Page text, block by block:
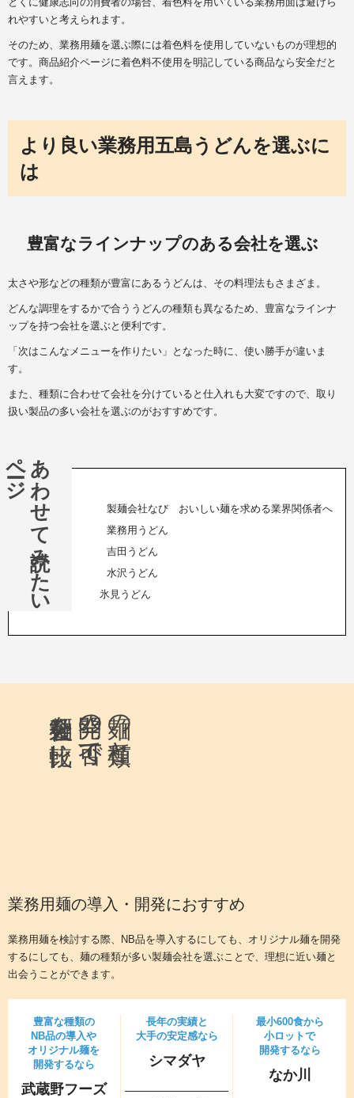
れやすいと考えられます。
そのため、業務用麺を選ぶ際には着色料を使用していないものが理想的
です。商品紹介ページに着色料不使用を明記している商品なら安全だと
言えます。
より良い業務用五島うどんを選ぶに
は
豊富なラインナップのある会社を選ぶ
太さや形などの種類が豊富にあるうどんは、その料理法もさまざま。
どんな調理をするかで合ううどんの種類も異なるため、豊富なラインナ
ップを持つ会社を選ぶと便利です。
「次はこんなメニューを作りたい」となった時に、使い勝手が違いま
す。
また、種類に合わせて会社を分けていると仕入れも大変ですので、取り
扱い製品の多い会社を選ぶのがおすすめです。
あ
わ
せ
て
読み
た
い
ペ
ージ
製麺会社なび おいしい麺を求める業界関係者へ
業務用うどん
吉田うどん
水沢うどん
氷見うどん
麺の種類と
開発の可否で
製麺会社を比較
業務用麺の導入・開発におすすめ
業務用麺を検討する際、NB品を導入するにしても、オリジナル麺を開発
するにしても、 麺の種類が多い製麺会社を選ぶことで、理想に近い麺と
出会う ことができます。
豊富な種類の
NB品の導入や
オリジナル麺を
開発するなら
武蔵野フーズ
長年の実績と
大手の安定感なら
シマダヤ
最小600食から
小ロットで
開発するなら
なか川